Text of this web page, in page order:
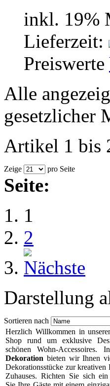
inkl. 19%
Lieferzeit:
Preiswerte
Alle
gesetzlicher
Artikel 1 bis
Zeige pro Seite
Seite:
1
2
Darstellung
Sortieren nach
Herzlich Willkommen in
Shop rund um exklusive
schönen Wohn-Accessoires.
Dekoration bieten wir Ihnen
Dekorationsstücke zur kreativen
Zuhauses. Richten Sie sich